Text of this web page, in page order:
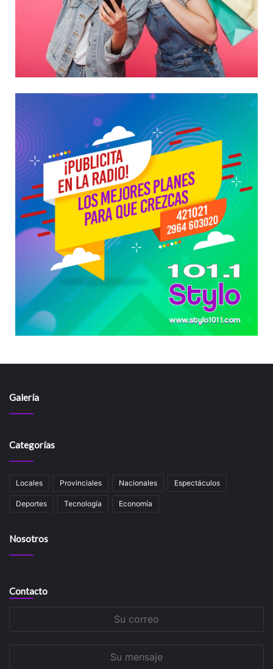
Galería
Categorías
Locales Provinciales Nacionales Espectáculos
Deportes Tecnología Economía
Nosotros
Contacto